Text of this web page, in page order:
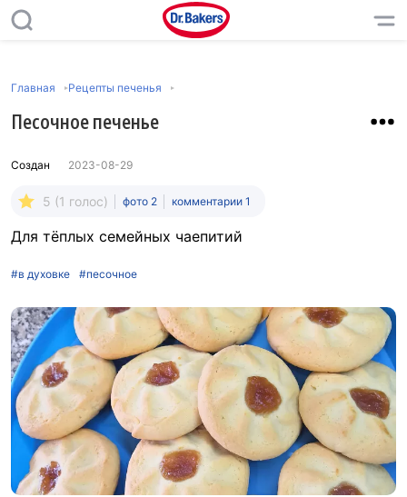
Главная Рецепты печенья
Песочное печенье
Создан 2023-08-29
5 (1 голос) фото 2 комментарии 1
Для тёплых семейных чаепитий
#в духовке #песочное